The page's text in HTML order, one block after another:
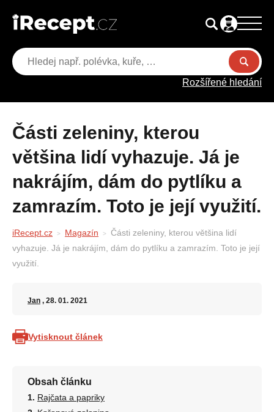
Rozšířené hledání
Části zeleniny, kterou
většina lidí vyhazuje. Já je
nakrájím, dám do pytlíku a
zamrazím. Toto je její využití.
iRecept.cz Magazín
Části zeleniny, kterou většina lidí
vyhazuje. Já je nakrájím, dám do pytlíku a zamrazím. Toto je její
využití.
Jan , 28. 01. 2021
Vytisknout článek
Obsah článku
Rajčata a papriky